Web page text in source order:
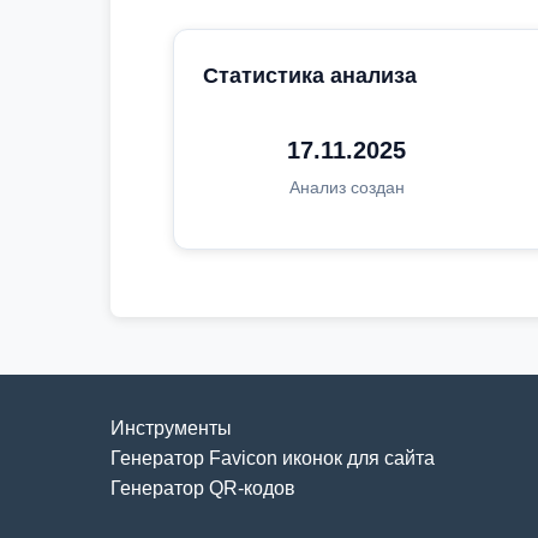
Статистика анализа
17.11.2025
Анализ создан
Инструменты
Генератор Favicon иконок для сайта
Генератор QR-кодов